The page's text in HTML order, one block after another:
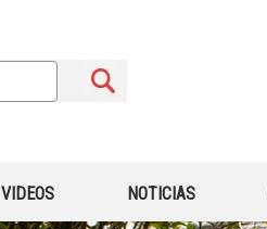
VIDEOS NOTICIAS